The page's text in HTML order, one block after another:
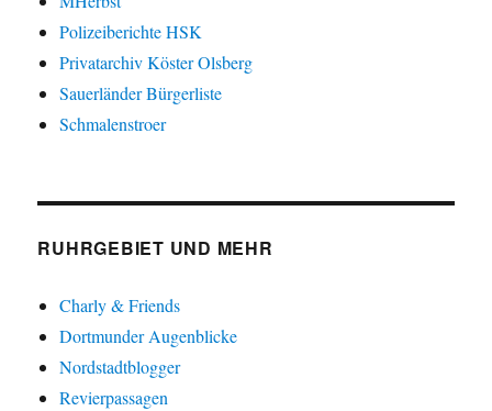
Polizeiberichte HSK
Privatarchiv Köster Olsberg
Sauerländer Bürgerliste
Schmalenstroer
RUHRGEBIET UND MEHR
Charly & Friends
Dortmunder Augenblicke
Nordstadtblogger
Revierpassagen